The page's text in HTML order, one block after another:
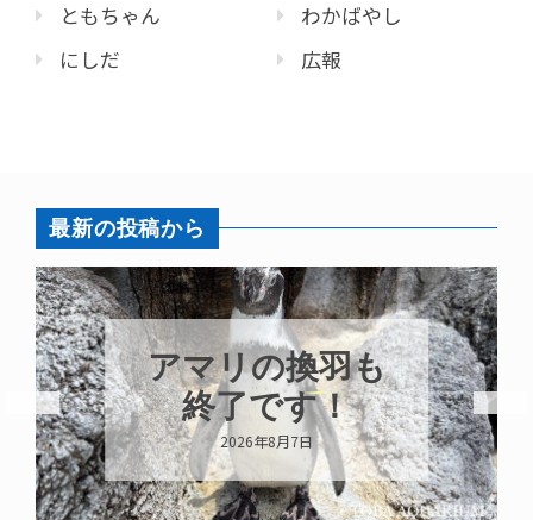
ともちゃん
にしだ
わかばやし
広報
最新の投稿から
トビウオ幼魚展
示中！
2026年8月6日